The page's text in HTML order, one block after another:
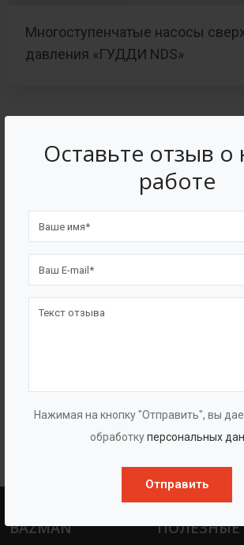
Оставьте отзыв
работе
Нажимая на кнопку "Отправить", вы
обработкуперсональных
Отправить
Многоступенчатые насосы
давления «ГУДДИ NDS»
всасывания «ГУДДИ NSC»
BAZMAN